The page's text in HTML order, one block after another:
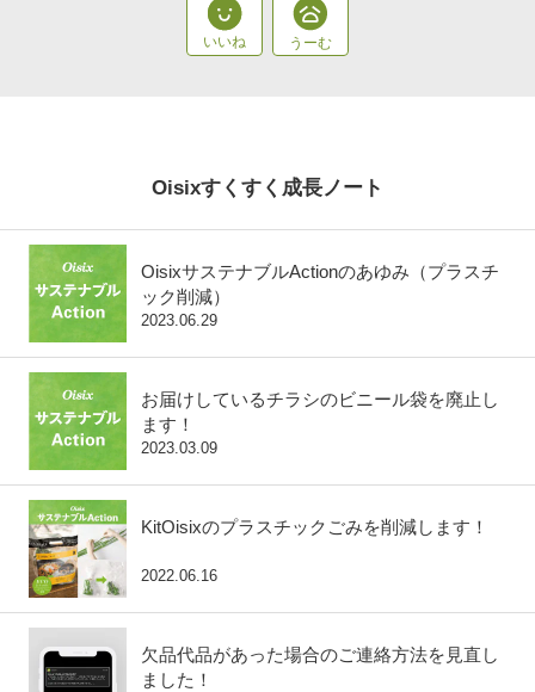
Oisixすくすく成長ノート
OisixサステナブルActionのあゆみ（プラスチ
ック削減）
2023.06.29
お届けしているチラシのビニール袋を廃止し
ます！
2023.03.09
KitOisixのプラスチックごみを削減します！
2022.06.16
欠品代品があった場合のご連絡方法を見直し
ました！